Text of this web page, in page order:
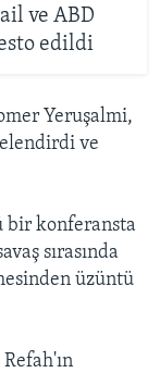
ve ABD
edildi
Yeruşalmi,
ve
bir konferansta
sırasında
üzüntü